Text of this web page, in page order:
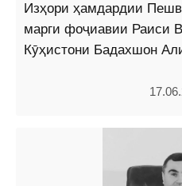
Изҳори ҳамдардии
марги фоҷиавии Раиси
Кӯҳистони Бадахшон